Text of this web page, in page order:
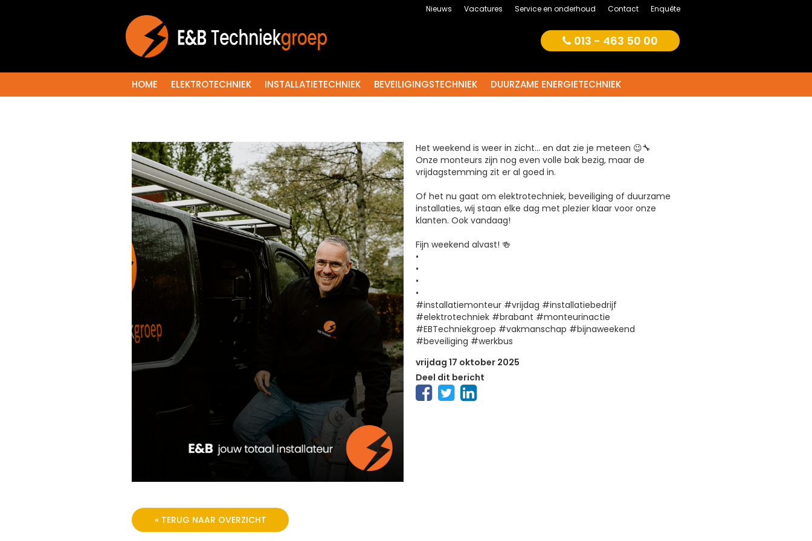
Nieuws Vacatures Service en onderhoud Contact Enquête
013 - 463 50 00
HOME ELEKTROTECHNIEK INSTALLATIETECHNIEK BEVEILIGINGSTECHNIEK DUURZAME ENERGIETECHNIEK
Het weekend is weer in zicht... en dat zie je meteen 😉🔧
Onze monteurs zijn nog even volle bak bezig, maar de
vrijdagstemming zit er al goed in.
Of het nu gaat om elektrotechniek, beveiliging of duurzame
installaties, wij staan elke dag met plezier klaar voor onze
klanten. Ook vandaag!
Fijn weekend alvast! 🍻
•
•
•
•
#installatiemonteur #vrijdag #installatiebedrijf
#elektrotechniek #brabant #monteurinactie
#EBTechniekgroep #vakmanschap #bijnaweekend
#beveiliging #werkbus
vrijdag 17 oktober 2025
Deel dit bericht
« TERUG NAAR OVERZICHT